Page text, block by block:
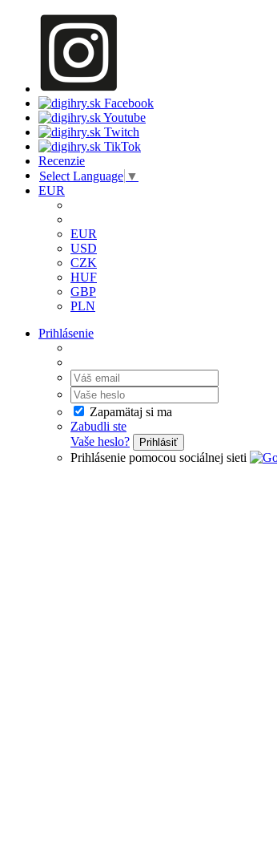
Recenzie
Select Language ▼
EUR
EUR
USD
CZK
HUF
GBP
PLN
Prihlásenie
Zapamätaj si ma
Zabudli ste
Vaše heslo?
Prihlásiť
Prihlásenie pomocou sociálnej sieti